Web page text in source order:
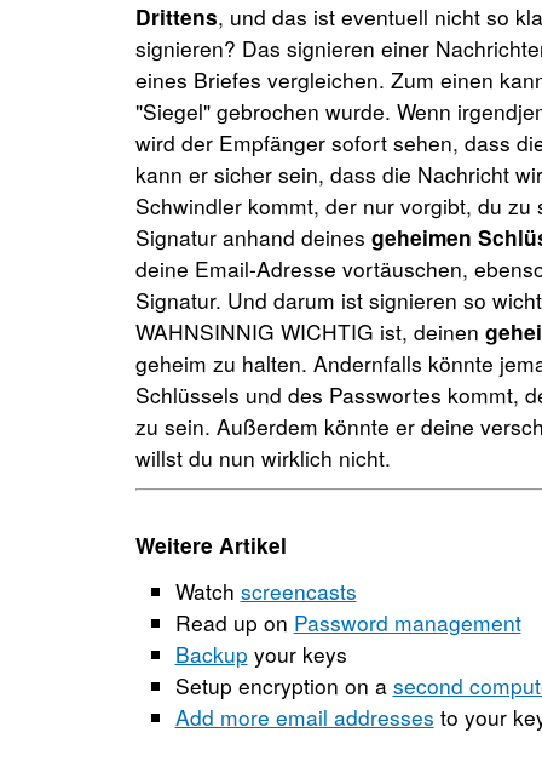
Drittens, und das ist eventuell nicht so
signieren? Das signieren einer
eines Briefes vergleichen. Zum einen
"Siegel" gebrochen wurde. Wenn
wird der Empfänger sofort sehen, dass
kann er sicher sein, dass die Nachricht
Schwindler kommt, der nur vorgibt, du
Signatur anhand deines geheimen
deine Email-Adresse vortäuschen,
Signatur. Und darum ist signieren so
WAHNSINNIG WICHTIG ist, deinen
geheim zu halten. Andernfalls könnte
Schlüssels und des Passwortes kommt,
zu sein. Außerdem könnte er deine
willst du nun wirklich nicht.
Weitere Artikel
Watch screencasts
Read up on Password management
Backup your keys
Setup encryption on a second
Add more email addresses to your